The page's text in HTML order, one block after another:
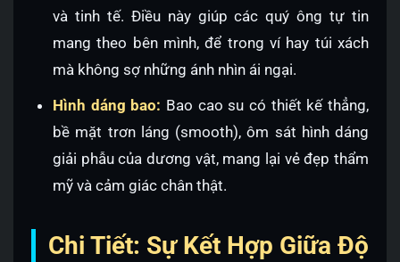
và tinh tế. Điều này giúp các quý ông tự tin
mang theo bên mình, để trong ví hay túi xách
mà không sợ những ánh nhìn ái ngại.
Hình dáng bao: Bao cao su có thiết kế thẳng,
bề mặt trơn láng (smooth), ôm sát hình dáng
giải phẫu của dương vật, mang lại vẻ đẹp thẩm
mỹ và cảm giác chân thật.
Chi Tiết: Sự Kết Hợp Giữa Độ